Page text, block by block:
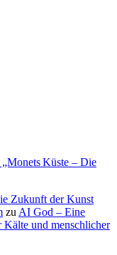
Küste – Die
Zukunft der Kunst
zu AI God – Eine
Kälte und menschlicher